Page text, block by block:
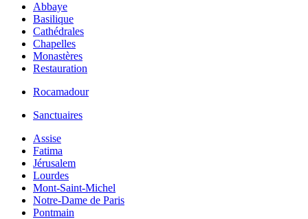
Abbaye
Basilique
Cathédrales
Chapelles
Monastères
Restauration
Rocamadour
Sanctuaires
Assise
Fatima
Jérusalem
Lourdes
Mont-Saint-Michel
Notre-Dame de Paris
Pontmain